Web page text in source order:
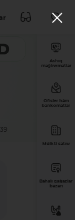
Ashıq
maǵlıwmatlar
Ofisler hám
bankomatlar
Múlkti satıw
Bahalı qaǵazlar
bazarı